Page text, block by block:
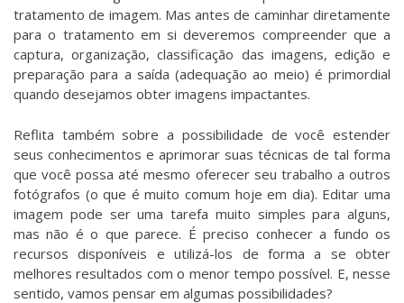
tratamento de imagem. Mas antes de caminhar diretamente
para o tratamento em si deveremos compreender que a
captura, organização, classificação das imagens, edição e
preparação para a saída (adequação ao meio) é primordial
quando desejamos obter imagens impactantes.
Reflita também sobre a possibilidade de você estender
seus conhecimentos e aprimorar suas técnicas de tal forma
que você possa até mesmo oferecer seu trabalho a outros
fotógrafos (o que é muito comum hoje em dia). Editar uma
imagem pode ser uma tarefa muito simples para alguns,
mas não é o que parece. É preciso conhecer a fundo os
recursos disponíveis e utilizá-los de forma a se obter
melhores resultados com o menor tempo possível. E, nesse
sentido, vamos pensar em algumas possibilidades?